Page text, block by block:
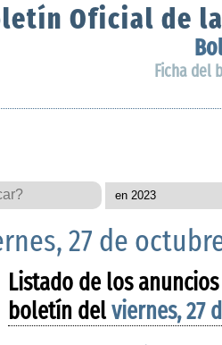
Oficial de
Ficha del
27 de
Listado de los
boletín delviernes, 27